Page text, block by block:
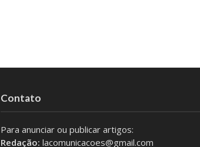
Contato
Para anunciar ou publicar artigos:
Redação: lacomunicacoes@gmail.com